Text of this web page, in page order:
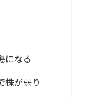
になる
株が弱り